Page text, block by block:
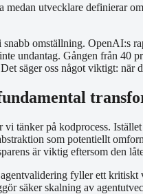
utvecklare definierar
omställning. OpenAI:s
undantag. Gången från 40
säger oss något viktigt:
tänker på kodprocess.
som potentiellt
är viktig eftersom den
fyller ett
säker skalning av